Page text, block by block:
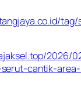
2026/
cantik-